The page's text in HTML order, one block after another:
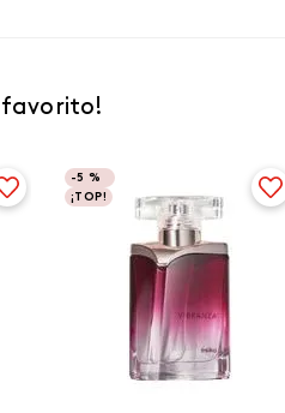
-5 %
¡TOP!